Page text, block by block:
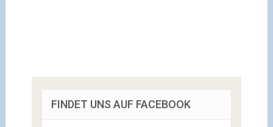
FINDET UNS AUF FACEBOOK